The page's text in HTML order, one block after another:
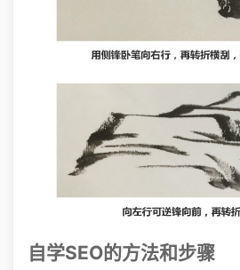
自学SEO的方法和步骤